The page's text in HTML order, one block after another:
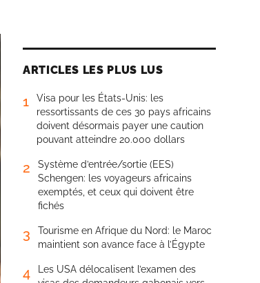
ARTICLES LES PLUS LUS
1
Visa pour les États-Unis: les
ressortissants de ces 30 pays africains
doivent désormais payer une caution
pouvant atteindre 20.000 dollars
2
Système d’entrée/sortie (EES)
Schengen: les voyageurs africains
exemptés, et ceux qui doivent être
fichés
3
Tourisme en Afrique du Nord: le Maroc
maintient son avance face à l’Égypte
4
Les USA délocalisent l’examen des